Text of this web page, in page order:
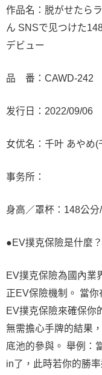
作品名：脱がせたら
ん SNSで见つけた
デビュー
品 番：CAWD-242
发行日：2022/09/06
女优名：千叶 あやめ
事务所：
身高／罩杯：148公分
●EV撲克保險是什麼？
EV撲克保險為國內業
正EV保險機制。 當
EV撲克保險來確保你
無需擔心手牌的結果
底池的參與。 舉例：
in了，此時若你的勝